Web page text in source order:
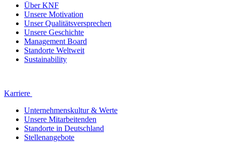
Über KNF
Unsere Motivation
Unser Qualitätsversprechen
Unsere Geschichte
Management Board
Standorte Weltweit
Sustainability
Karriere
Unternehmenskultur & Werte
Unsere Mitarbeitenden
Standorte in Deutschland
Stellenangebote